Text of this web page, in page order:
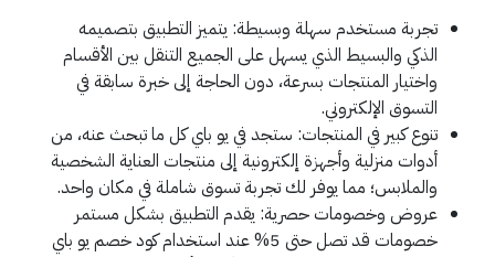
تجربة مستخدم سهلة وبسيطة: يتميز التطبيق بتصميمه
الذكي والبسيط الذي يسهل على الجميع التنقل بين الأقسام
واختيار المنتجات بسرعة، دون الحاجة إلى خبرة سابقة في
التسوق الإلكتروني.
تنوع كبير في المنتجات: ستجد في يو باي كل ما تبحث عنه، من
أدوات منزلية وأجهزة إلكترونية إلى منتجات العناية الشخصية
والملابس؛ مما يوفر لك تجربة تسوق شاملة في مكان واحد.
عروض وخصومات حصرية: يقدم التطبيق بشكل مستمر
خصومات قد تصل حتى 5% عند استخدام كود خصم يو باي